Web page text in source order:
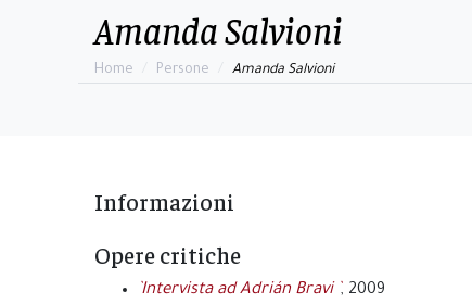
Amanda Salvioni
Home Persone Amanda Salvioni
Informazioni
Opere critiche
`Intervista ad Adrián Bravi ` , 2009